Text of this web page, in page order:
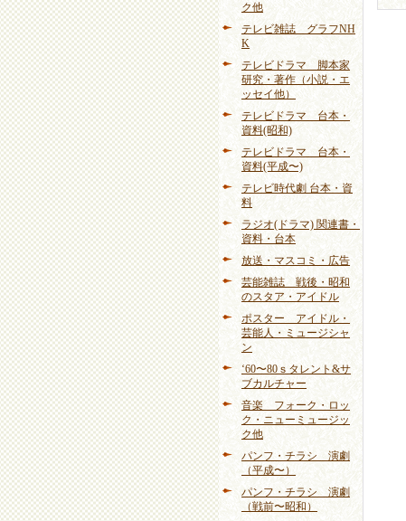
ク他
テレビ雑誌 グラフNH
K
テレビドラマ 脚本家
研究・著作（小説・エ
ッセイ他）
テレビドラマ 台本・
資料(昭和)
テレビドラマ 台本・
資料(平成〜)
テレビ時代劇 台本・資
料
ラジオ(ドラマ) 関連書・
資料・台本
放送・マスコミ・広告
芸能雑誌 戦後・昭和
のスタア・アイドル
ポスター アイドル・
芸能人・ミュージシャ
ン
‘60〜80ｓタレント&サ
ブカルチャー
音楽 フォーク・ロッ
ク・ニューミュージッ
ク他
パンフ・チラシ 演劇
（平成〜）
パンフ・チラシ 演劇
（戦前〜昭和）